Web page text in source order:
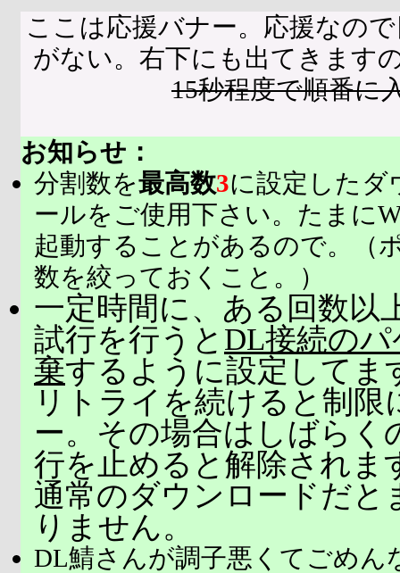
ここは応援バナー。応援なの
がない。右下にも出てきます
15秒程度で順番に
お知らせ：
分割数を最高数3に設定したダ
ールをご使用下さい。たまに
起動することがあるので。（
数を絞っておくこと。）
一定時間に、ある回数以
試行を行うと DL接続の
棄するように設定してま
リトライを続けると制限
ー。その場合はしばらく
行を止めると解除されま
通常のダウンロードだと
りません。
DL鯖さんが調子悪くてごめん